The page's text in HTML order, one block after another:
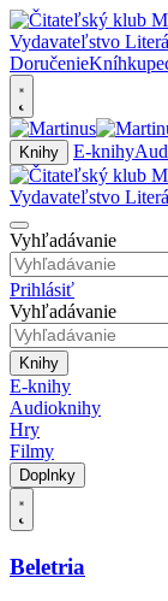
Doručenie
Knihy E-knihy
Vyhľadávanie
Prihlásiť
Vyhľadávanie
Knihy
E-knihy
Audioknihy
Hry
Filmy
Doplnky
Beletria